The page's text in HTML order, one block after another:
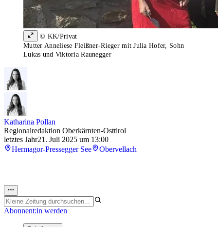
© KK/Privat
Mutter Anneliese Fleißner-Rieger mit Julia Hofer, Sohn
Lukas und Viktoria Raunegger
Katharina Pollan
Regionalredaktion Oberkärnten-Osttirol
letztes Jahr21. Juli 2025 um 13:00
Hermagor-Pressegger See
Obervellach
Abonnent:in werden